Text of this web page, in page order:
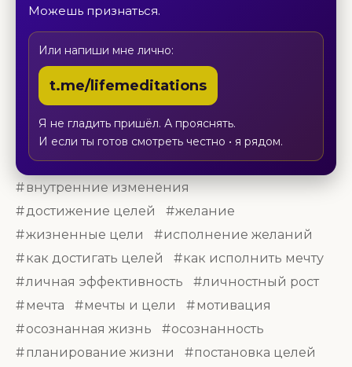
Можешь признаться.
Или напиши мне лично:
t.me/lifemeditations
Я не гладить пришёл. А прояснять.
И если ты готов смотреть честно • я рядом.
внутренние изменения
достижение целей
желание
жизненные цели
исполнение желаний
как достигать целей
как исполнить мечту
личная эффективность
личностный рост
мечта
мечты и цели
мотивация
осознанная жизнь
осознанность
планирование жизни
постановка целей